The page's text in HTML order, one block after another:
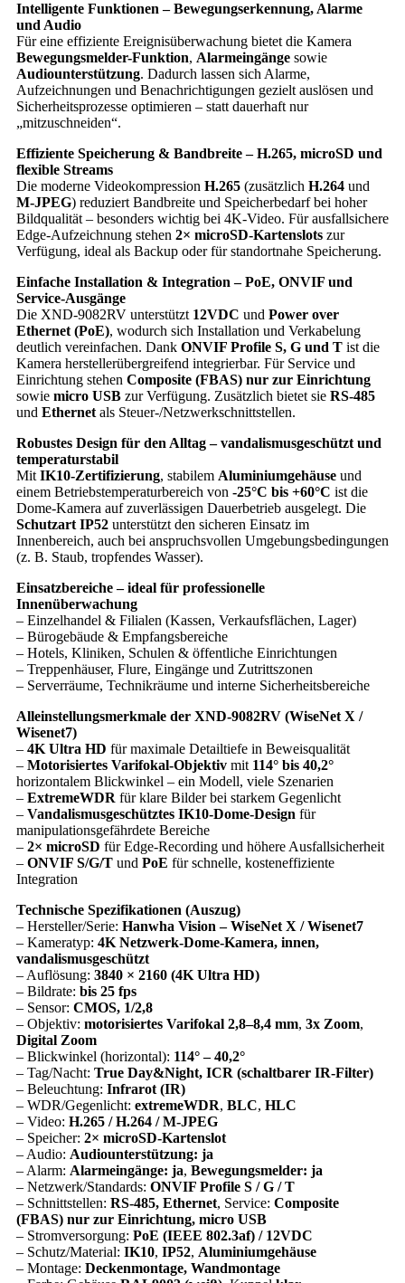
Intelligente Funktionen – Bewegungserkennung, Alarme
und Audio
Für eine effiziente Ereignisüberwachung bietet die Kamera
Bewegungsmelder-Funktion, Alarmeingänge sowie
Audiounterstützung. Dadurch lassen sich Alarme,
Aufzeichnungen und Benachrichtigungen gezielt auslösen und
Sicherheitsprozesse optimieren – statt dauerhaft nur
„mitzuschneiden“.
Effiziente Speicherung & Bandbreite – H.265, microSD und
flexible Streams
Die moderne Videokompression H.265 (zusätzlich H.264 und
M‑JPEG) reduziert Bandbreite und Speicherbedarf bei hoher
Bildqualität – besonders wichtig bei 4K-Video. Für ausfallsichere
Edge-Aufzeichnung stehen 2× microSD-Kartenslots zur
Verfügung, ideal als Backup oder für standortnahe Speicherung.
Einfache Installation & Integration – PoE, ONVIF und
Service-Ausgänge
Die XND-9082RV unterstützt 12VDC und Power over
Ethernet (PoE), wodurch sich Installation und Verkabelung
deutlich vereinfachen. Dank ONVIF Profile S, G und T ist die
Kamera herstellerübergreifend integrierbar. Für Service und
Einrichtung stehen Composite (FBAS) nur zur Einrichtung
sowie micro USB zur Verfügung. Zusätzlich bietet sie RS-485
und Ethernetals Steuer-/Netzwerkschnittstellen.
Robustes Design für den Alltag – vandalismusgeschützt und
temperaturstabil
MitIK10-Zertifizierung, stabilem Aluminiumgehäuse und
einem Betriebstemperaturbereich von -25°C bis +60°C ist die
Dome-Kamera auf zuverlässigen Dauerbetrieb ausgelegt. Die
Schutzart IP52 unterstützt den sicheren Einsatz im
Innenbereich, auch bei anspruchsvollen Umgebungsbedingungen
(z. B. Staub, tropfendes Wasser).
Einsatzbereiche – ideal für professionelle
Innenüberwachung
– Einzelhandel & Filialen (Kassen, Verkaufsflächen, Lager)
– Bürogebäude & Empfangsbereiche
– Hotels, Kliniken, Schulen & öffentliche Einrichtungen
– Treppenhäuser, Flure, Eingänge und Zutrittszonen
– Serverräume, Technikräume und interne Sicherheitsbereiche
Alleinstellungsmerkmale der XND-9082RV (WiseNet X /
Wisenet7)
– 4K Ultra HD für maximale Detailtiefe in Beweisqualität
– Motorisiertes Varifokal-Objektiv mit 114° bis 40,2°
horizontalem Blickwinkel – ein Modell, viele Szenarien
– ExtremeWDR für klare Bilder bei starkem Gegenlicht
– Vandalismusgeschütztes IK10-Dome-Design für
manipulationsgefährdete Bereiche
– 2× microSD für Edge-Recording und höhere Ausfallsicherheit
– ONVIF S/G/T und PoE für schnelle, kosteneffiziente
Integration
Technische Spezifikationen (Auszug)
– Hersteller/Serie: Hanwha Vision – WiseNet X / Wisenet7
– Kameratyp: 4K Netzwerk-Dome-Kamera, innen,
vandalismusgeschützt
– Auflösung: 3840 × 2160 (4K Ultra HD)
– Bildrate: bis 25 fps
– Sensor: CMOS, 1/2,8
– Objektiv: motorisiertes Varifokal 2,8–8,4 mm, 3x Zoom,
Digital Zoom
– Blickwinkel (horizontal): 114° – 40,2°
– Tag/Nacht: True Day&Night, ICR (schaltbarer IR-Filter)
– Beleuchtung: Infrarot (IR)
– WDR/Gegenlicht: extremeWDR, BLC, HLC
– Video: H.265 / H.264 / M‑JPEG
– Speicher: 2× microSD-Kartenslot
– Audio: Audiounterstützung: ja
– Alarm: Alarmeingänge: ja, Bewegungsmelder: ja
– Netzwerk/Standards: ONVIF Profile S / G / T
– Schnittstellen: RS‑485, Ethernet, Service: Composite
(FBAS) nur zur Einrichtung, micro USB
– Stromversorgung: PoE (IEEE 802.3af) / 12VDC
– Schutz/Material: IK10, IP52, Aluminiumgehäuse
– Montage: Deckenmontage, Wandmontage